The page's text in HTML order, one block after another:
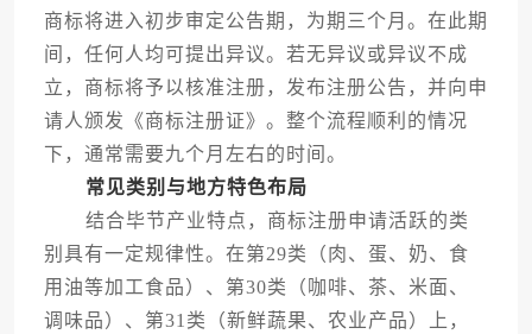
商标将进入初步审定公告期，为期三个月。在此期
间，任何人均可提出异议。若无异议或异议不成
立，商标将予以核准注册，发布注册公告，并向申
请人颁发《商标注册证》。整个流程顺利的情况
下，通常需要九个月左右的时间。
常见类别与地方特色布局
结合毕节产业特点，商标注册申请活跃的类
别具有一定规律性。在第29类（肉、蛋、奶、食
用油等加工食品）、第30类（咖啡、茶、米面、
调味品）、第31类（新鲜蔬果、农业产品）上，